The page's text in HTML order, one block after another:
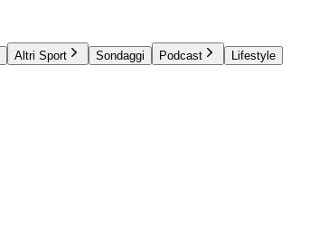
Altri Sport Sondaggi Podcast
Lifestyle